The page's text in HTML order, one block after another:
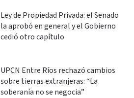
Ley de Propiedad Privada: el Senado
la aprobó en general y el Gobierno
cedió otro capítulo
UPCN Entre Ríos rechazó cambios
sobre tierras extranjeras: “La
soberanía no se negocia”